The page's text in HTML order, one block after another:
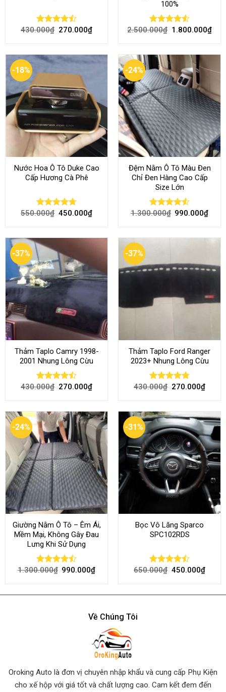
Rated
430.000₫ 270.000₫
100%
Rated 4.51
2.500.000₫ 1.800.000₫
-18%
Nước Hoa Ô Tô Duke Cao
Cấp Hương Cà Phê
Rated4.70
550.000₫ 450.000₫
-24%
Đệm Nằm Ô Tô Màu Đen
Chỉ Đen Hàng Cao Cấp
Size Lớn
Rated 4.54
1.300.000₫ 990.000₫
-37%
Thảm Taplo Camry 1998-
2001 Nhung Lông Cừu
Rated
430.000₫ 270.000₫
-37%
Thảm Taplo Ford Ranger
2023+ Nhung Lông Cừu
Rated 4.80
430.000₫ 270.000₫
-24%
Giường Nằm Ô Tô – Êm Ái,
Mềm Mại, Không Gây Đau
Lưng Khi Sử Dụng
Rated
1.300.000₫ 990.000₫
-31%
Bọc Vô Lăng Sparco
SPC102RDS
Rated
650.000₫ 450.000₫
Về Chúng Tôi
Oroking Auto là đơn vị chuyên nhập khẩu và cung cấp Phụ Kiện
cho xế hộp với giá tốt và chất lượng cao. Cam kết đem đến